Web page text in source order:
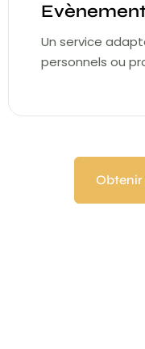
Un service
personnels ou
Obtenir